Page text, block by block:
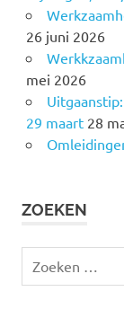
26 juni 2026
mei 2026
29 maart 28
ZOEKEN